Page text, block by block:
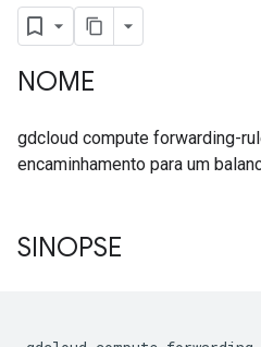
NOME
gdcloud compute forwarding-
encaminhamento para um
SINOPSE